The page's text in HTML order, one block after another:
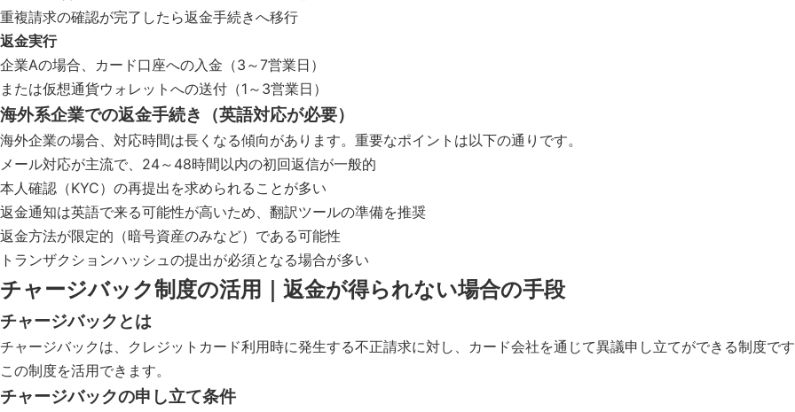
重複請求の確認が完了したら返金手続きへ移行
返金実行
企業Aの場合、カード口座への入金（3～7営業日）
または仮想通貨ウォレットへの送付（1～3営業日）
海外系企業での返金手続き（英語対応が必要）
海外企業の場合、対応時間は長くなる傾向があります。重要なポイントは以下の通りです。
メール対応が主流で、24～48時間以内の初回返信が一般的
本人確認（KYC）の再提出を求められることが多い
返金通知は英語で来る可能性が高いため、翻訳ツールの準備を推奨
返金方法が限定的（暗号資産のみなど）である可能性
トランザクションハッシュの提出が必須となる場合が多い
チャージバック制度の活用｜返金が得られない場合の手段
チャージバックとは
チャージバックは、クレジットカード利用時に発生する不正請求に対し、カード会社を通じて異議申し立てができる制度で
この制度を活用できます。
チャージバックの申し立て条件